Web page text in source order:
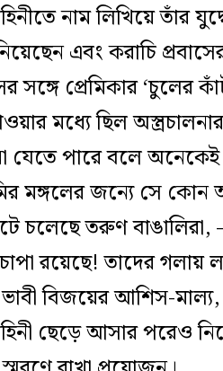
নাম লিখিয়ে তাঁর
এবং করাচি
সঙ্গে প্রেমিকার ‘চুলের
মধ্যে ছিল
যেতে পারে বলে
মঙ্গলের জন্যে সে
চলেছে তরুণ
রয়েছে! তাদের গলায়
বিজয়ের আশিস-
ছেড়ে আসার পরেও